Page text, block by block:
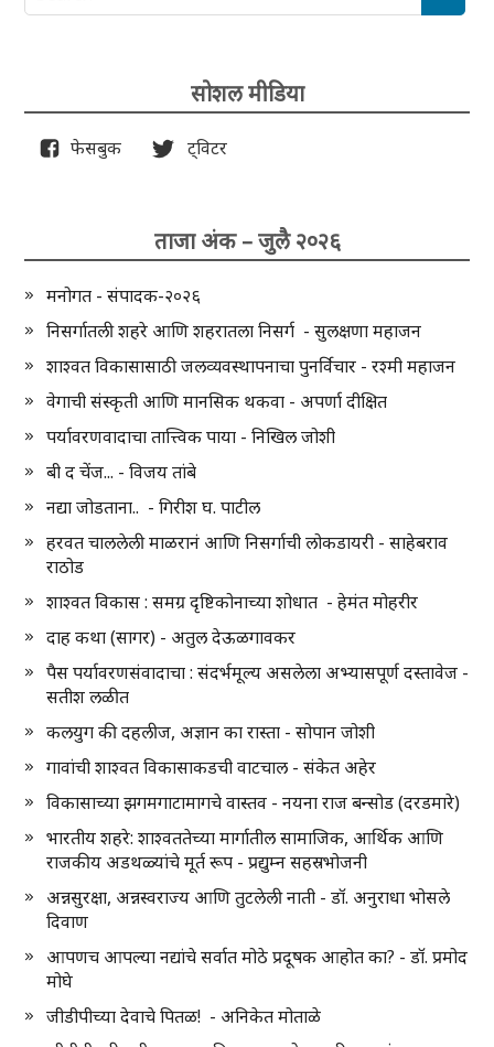
सोशल मीडिया
फेसबुक ट्विटर
ताजा अंक – जुलै २०२६
मनोगत - संपादक-२०२६
निसर्गातली शहरे आणि शहरातला निसर्ग - सुलक्षणा महाजन
शाश्वत विकासासाठी जलव्यवस्थापनाचा पुनर्विचार - रश्मी महाजन
वेगाची संस्कृती आणि मानसिक थकवा - अपर्णा दीक्षित
पर्यावरणवादाचा तात्त्विक पाया - निखिल जोशी
बी द चेंज... - विजय तांबे
नद्या जोडताना.. - गिरीश घ. पाटील
हरवत चाललेली माळरानं आणि निसर्गाची लोकडायरी - साहेबराव
राठोड
शाश्वत विकास : समग्र दृष्टिकोनाच्या शोधात - हेमंत मोहरीर
दाह कथा (सागर) - अतुल देऊळगावकर
पैस पर्यावरणसंवादाचा : संदर्भमूल्य असलेला अभ्यासपूर्ण दस्तावेज -
सतीश लळीत
कलयुग की दहलीज, अज्ञान का रास्ता - सोपान जोशी
गावांची शाश्वत विकासाकडची वाटचाल - संकेत अहेर
विकासाच्या झगमगाटामागचे वास्तव - नयना राज बन्सोड (दरडमारे)
भारतीय शहरे: शाश्वततेच्या मार्गातील सामाजिक, आर्थिक आणि
राजकीय अडथळ्यांचे मूर्त रूप - प्रद्युम्न सहस्रभोजनी
अन्नसुरक्षा, अन्नस्वराज्य आणि तुटलेली नाती - डॉ. अनुराधा भोसले
दिवाण
आपणच आपल्या नद्यांचे सर्वात मोठे प्रदूषक आहोत का? - डॉ. प्रमोद
मोघे
जीडीपीच्या देवाचे पितळ! - अनिकेत मोताळे